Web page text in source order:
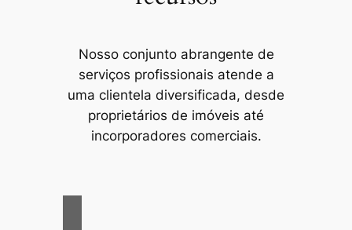
Nosso conjunto abrangente de
serviços profissionais atende a
uma clientela diversificada, desde
proprietários de imóveis até
incorporadores comerciais.